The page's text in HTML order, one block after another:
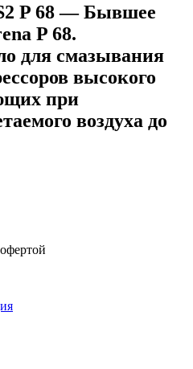
P 68 — Бывшее
P 68.
для смазывания
высокого
при
воздуха до